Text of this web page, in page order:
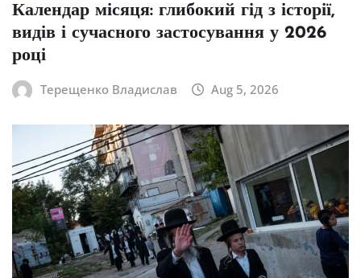
Календар місяця: глибокий гід з історії,
видів і сучасного застосування у 2026
році
Терещенко Владислав Aug 5, 2026